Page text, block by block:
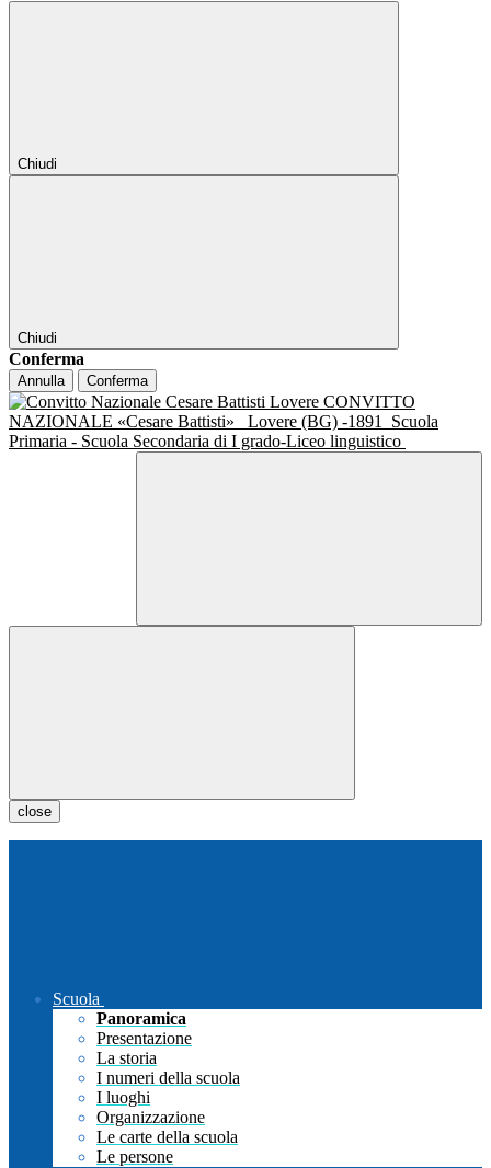
Chiudi
Chiudi
Conferma
Annulla Conferma
CONVITTO
NAZIONALE «Cesare Battisti»
Lovere (BG) -1891
Scuola
Primaria - Scuola Secondaria di I grado-Liceo linguistico
close
Scuola
Panoramica
Presentazione
La storia
I numeri della scuola
I luoghi
Organizzazione
Le carte della scuola
Le persone